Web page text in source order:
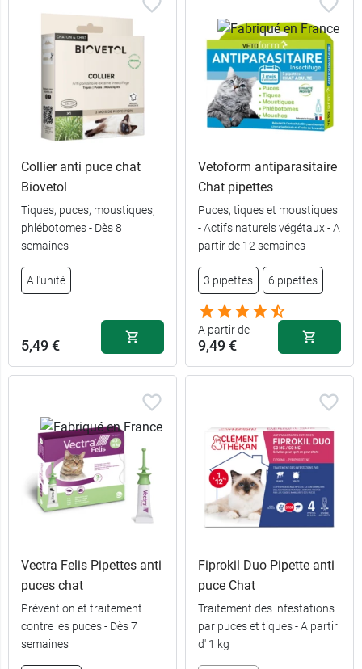
3 pipettes -
Poids : 1,3 -
6 pipettes
4 pipettes - <
15,69 €
6 pipettes - <
4 kg
21,99 €
4 pipettes - >
4 kg
16,89 €
6 pipettes - >
4 kg
22,89 €
Collier anti puce chat
Biovetol
Tiques, puces, moustiques,
phlébotomes - Dès 8
semaines
A l'unité
5,49 €
Vetoform antiparasitaire
Chat pipettes
Puces, tiques et moustiques
- Actifs naturels végétaux - A
partir de 12 semaines
3 pipettes 6 pipettes
A partir de
9,49 €
3 pipettes
Vectra Felis Pipettes anti
puces chat
Prévention et traitement
contre les puces - Dès 7
semaines
Fiprokil Duo Pipette anti
puce Chat
Traitement des infestations
par puces et tiques - A partir
d' 1 kg